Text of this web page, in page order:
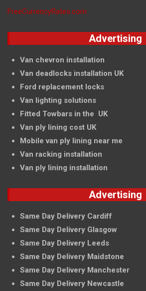
FreeCurrencyRates.com
Advertising
Van chevron installation
Van deadlocks installation UK
Ford replacement locks
Van lighting solutions
Fitted Towbars in the UK
Van ply lining cost UK
Mobile van ply lining near me
Van racking installation
Van ply lining installation
Advertising
Same Day Delivery Cardiff
Same Day Delivery Glasgow
Same Day Delivery Leeds
Same Day Delivery Maidstone
Same Day Delivery Manchester
Same Day Delivery Newcastle